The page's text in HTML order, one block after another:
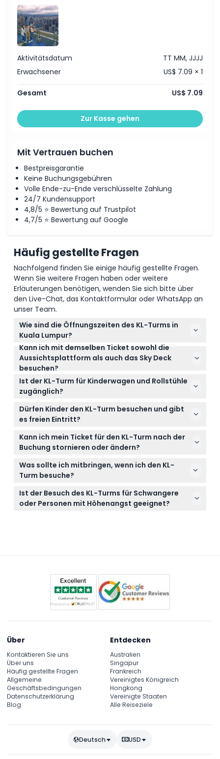
Aktivitätsdatum
TT MM, JJJJ
Erwachsener
US$ 7.09 × 1
Gesamt US$ 7.09
Zur Kasse gehen
Mit Vertrauen buchen
Bestpreisgarantie
Keine Buchungsgebühren
Volle Ende-zu-Ende verschlüsselte Zahlung
24/7 Kundensupport
4,8/5 ⭐ Bewertung auf Trustpilot
4,7/5 ⭐ Bewertung auf Google
Häufig gestellte Fragen
Nachfolgend finden Sie einige häufig gestellte Fragen.
Wenn Sie weitere Fragen haben oder weitere
Erläuterungen benötigen, wenden Sie sich bitte über
den Live-Chat, das Kontaktformular oder WhatsApp an
unser Team.
Wie sind die Öffnungszeiten des KL-Turms in
Kuala Lumpur?
Der KL-Turm ist täglich von 10:00 bis 20:00 Uhr
geöffnet (Änderungen vorbehalten – bitte bei der
Buchung bestätigen).
Kann ich mit demselben Ticket sowohl die
Aussichtsplattform als auch das Sky Deck
besuchen?
Der Eintritt umfasst nur den Zugang zur
Aussichtsplattform. Für das Sky Deck und die Sky
Box sind separate Tickets erforderlich.
Ist der KL-Turm für Kinderwagen und Rollstühle
zugänglich?
Ja, der KL-Turm ist kinderwagen- und
rollstuhlgerecht, was den Besuch für Familien und
erleichtert.
Dürfen Kinder den KL-Turm besuchen und gibt
es freien Eintritt?
Kinder unter 4 Jahren haben freien Eintritt, jedoch
sollten Kinder während des Besuchs von
Erwachsenen beaufsichtigt werden.
Kann ich mein Ticket für den KL-Turm nach der
Buchung stornieren oder ändern?
Tickets für den KL-Turm sind nicht erstattungsfähig
und können nicht storniert werden; Sie müssen Ihr
Zeit nutzen.
Was sollte ich mitbringen, wenn ich den KL-
Turm besuche?
Bringen Sie ein gültiges Ticket (gedruckt oder
digital), bequeme Schuhe sowie Ihre Kamera oder
Ihr Smartphone mit, um die Panoramablicke auf die
Ist der Besuch des KL-Turms für Schwangere
oder Personen mit Höhenangst geeignet?
Über
Kontaktieren Sie uns
Über uns
Häufig gestellte Fragen
Allgemeine
Geschäftsbedingungen
Datenschutzerklärung
Blog
Entdecken
Australien
Singapur
Frankreich
Vereinigtes Königreich
Hongkong
Vereinigte Staaten
Alle Reiseziele
Deutsch USD